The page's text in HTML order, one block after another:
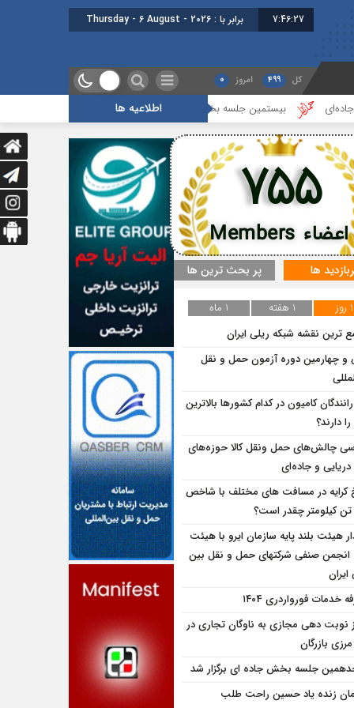
7:46:28 برابر با : Thursday - 6 August - 2026
کل 499 امروز 0
اطلاعیه ها
بیستمین جلسه بخش فورواردری در انجمن ایران برگزار شد
اعضاء Members
755
ها پر بحث ترین ها
1 روز 1 هفته
1 ماه
ترین نقشه شبکه ریلی ایران
چهارمین دوره آزمون حمل و نقل
کامیون در کدام کشورها بالاترین
دارند؟
چالش‌های حمل ونقل کالا حوزه‌های
دریایی و جاده‌ای
کرایه در مسافت‌ های مختلف با شاخص
کیلومتر چقدر است؟
هیئت بلند پایه سازمان ایرو با هیئت
انجمن صنفی شرکتهای حمل و نقل بین
ایران
خدمات فورواردری ۱۴۰4
نوبت دهی مجازی به ناوگان تجاری در
مرزی بازرگان
جلسه بخش جاده ای برگزار شد
زنده یاد حسین راحت طلب